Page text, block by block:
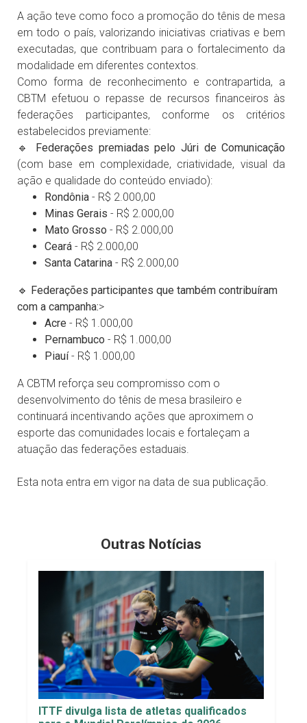
A ação teve como foco a promoção do tênis de mesa
em todo o país, valorizando iniciativas criativas e bem
executadas, que contribuam para o fortalecimento da
modalidade em diferentes contextos.
Como forma de reconhecimento e contrapartida, a
CBTM efetuou o repasse de recursos financeiros às
federações participantes, conforme os critérios
estabelecidos previamente:
🔹 Federações premiadas pelo Júri de Comunicação
(com base em complexidade, criatividade, visual da
ação e qualidade do conteúdo enviado):
Rondônia - R$ 2.000,00
Minas Gerais - R$ 2.000,00
Mato Grosso - R$ 2.000,00
Ceará - R$ 2.000,00
Santa Catarina - R$ 2.000,00
🔹 Federações participantes que também contribuíram
com a campanha:>
Acre - R$ 1.000,00
Pernambuco - R$ 1.000,00
Piauí- R$ 1.000,00
A CBTM reforça seu compromisso com o
desenvolvimento do tênis de mesa brasileiro e
continuará incentivando ações que aproximem o
esporte das comunidades locais e fortaleçam a
atuação das federações estaduais.
Esta nota entra em vigor na data de sua publicação.
Outras Notícias
ITTF divulga lista de atletas qualificados